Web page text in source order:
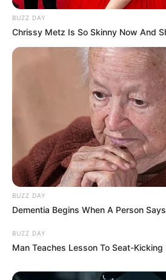
BUZZ DAY
Chrissy Metz Is So Skinny Now And
BUZZ DAY
Dementia Begins When A Person
BUZZ DAY
Man Teaches Lesson To Seat-